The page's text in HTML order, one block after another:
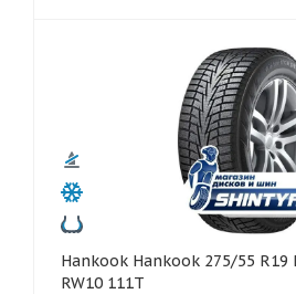
Hankook Hankook 275/55 R19 DynaPro I*Cept X
RW10 111T